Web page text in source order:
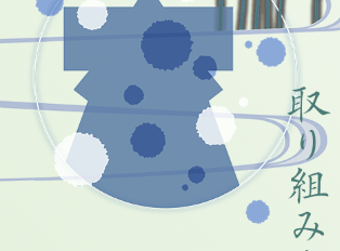
著作権
本サイトの文章、画
アクセスデータ
本サイトでは、
います。このトラフィ
で、お使いのブラウ